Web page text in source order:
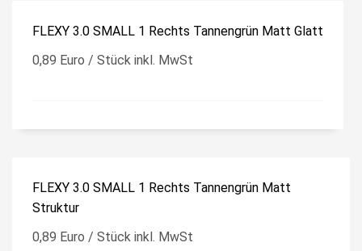
FLEXY 3.0 SMALL 1 Rechts Tannengrün Matt Glatt
0,89 Euro / Stück inkl. MwSt
FLEXY 3.0 SMALL 1 Rechts Tannengrün Matt
Struktur
0,89 Euro / Stück inkl. MwSt